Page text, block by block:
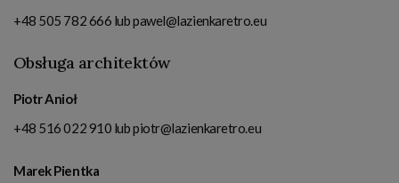
+48 505 782 666 lubpawel@lazienkaretro.eu
Obsługa architektów
Piotr Anioł
+48 516 022 910 lubpiotr@lazienkaretro.eu
Marek Pientka